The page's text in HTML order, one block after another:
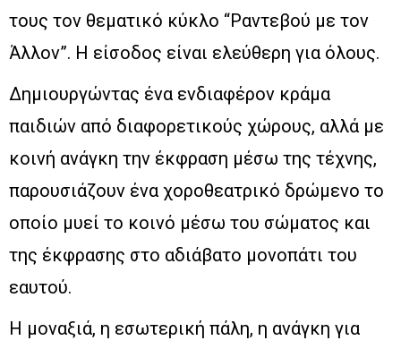
τους τον θεματικό κύκλο “Ραντεβού με τον
Άλλον”. Η είσοδος είναι ελεύθερη για όλους.
Δημιουργώντας ένα ενδιαφέρον κράμα
παιδιών από διαφορετικούς χώρους, αλλά με
κοινή ανάγκη την έκφραση μέσω της τέχνης,
παρουσιάζουν ένα χοροθεατρικό δρώμενο το
οποίο μυεί το κοινό μέσω του σώματος και
της έκφρασης στο αδιάβατο μονοπάτι του
εαυτού.
Η μοναξιά, η εσωτερική πάλη, η ανάγκη για